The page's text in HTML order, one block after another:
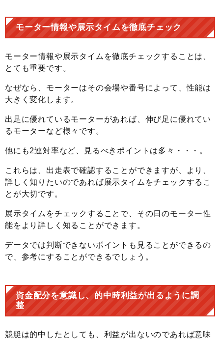
モーター情報や展示タイムを徹底チェック
モーター情報や展示タイムを徹底チェックすることは、
とても重要です。
なぜなら、モーターはその会場や番号によって、性能は
大きく変化します。
出足に優れているモーターがあれば、伸び足に優れてい
るモーターなど様々です。
他にも2連対率など、見るべきポイントは多々・・・。
これらは、出走表で確認することができますが、より、
詳しく知りたいのであれば展示タイムをチェックするこ
とが大切です。
展示タイムをチェックすることで、その日のモーター性
能をより詳しく知ることができます。
データでは判断できないポイントも見ることができるの
で、参考にすることができるでしょう。
資金配分を意識し、的中時利益が出るように調
整
競艇は的中したとしても、利益が出ないのであれば意味